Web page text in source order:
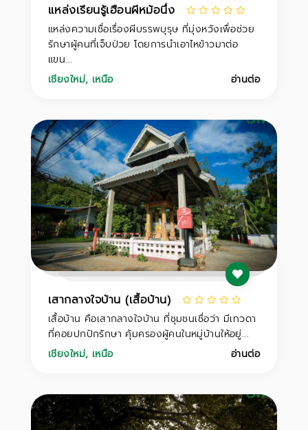
แหล่งเรียนรู้เฮือนผีหม้อนึ่ง
แหล่งความเชื่อเรื่องผีบรรพบุรุษ ที่มุ่งหวังเพื่อช่วย
รักษาผู้คนที่เจ็บป่วย โดยการนำเอาไหข้าวมาต่อ
แขน...
เชียงใหม่, เหนือ อ่านต่อ
เสากลางใจบ้าน (เสื้อบ้าน)
เสื้อบ้าน คือเสากลางใจบ้าน ที่ชุมชนเชื่อว่า มีเทวดา
ที่คอยปกปักรักษา คุ้มครองผู้คนในหมู่บ้านให้อยู่...
เชียงใหม่, เหนือ อ่านต่อ